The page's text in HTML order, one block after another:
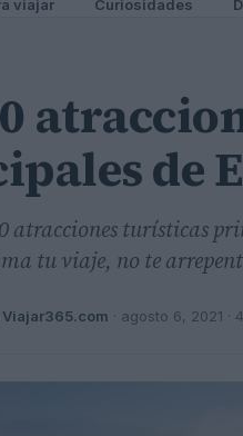
viajar Curiosidades
de
atracciones turísticas
tu viaje, no te
· agosto 6, 2021 ·